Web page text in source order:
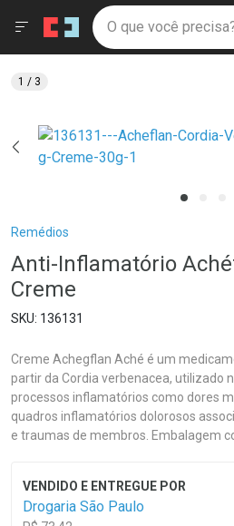
Drogaria São Paulo
Ir direto para a home
pela página
Ir direto para o conteúdo
Ir direto para a busca
Ir direto para a conta
Ir direto para a notificações
Ir direto para o carrinho
Ir direto para o menu
Faça a sua busca
O que você
Menu
Breadcrumb
Remédios
Anti-Inflamatório
Creme
136131
Creme Achegflan Aché é um
partir da Cordia verbenacea, utilizado
processos inflamatórios como dores
quadros inflamatórios dolorosos
e traumas de membros. Embalagem
Drogaria São Paulo
1 / 3